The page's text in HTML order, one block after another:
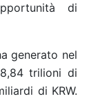
di
generato nel
trilioni di
di KRW.